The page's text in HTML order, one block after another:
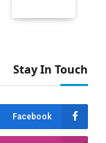
Stay In Touch
Facebook